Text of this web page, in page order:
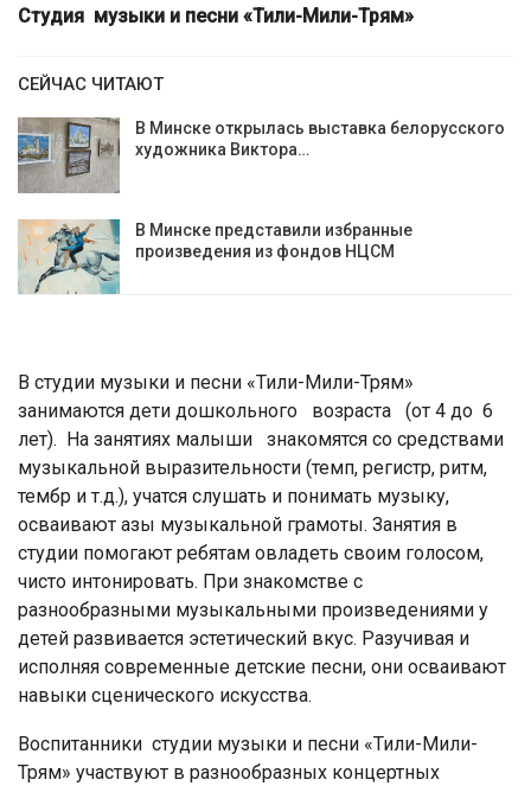
Студия музыки и песни «Тили-Мили-Трям»
СЕЙЧАС ЧИТАЮТ
В Минске открылась выставка белорусского
художника Виктора…
В Минске представили избранные
произведения из фондов НЦСМ
В студии музыки и песни «Тили-Мили-Трям»
занимаются дети дошкольного возраста (от 4 до 6
лет). На занятиях малыши знакомятся со средствами
музыкальной выразительности (темп, регистр, ритм,
тембр и т.д.), учатся слушать и понимать музыку,
осваивают азы музыкальной грамоты. Занятия в
студии помогают ребятам овладеть своим голосом,
чисто интонировать. При знакомстве с
разнообразными музыкальными произведениями у
детей развивается эстетический вкус. Разучивая и
исполняя современные детские песни, они осваивают
навыки сценического искусства.
Воспитанники студии музыки и песни «Тили-Мили-
Трям» участвуют в разнообразных концертных